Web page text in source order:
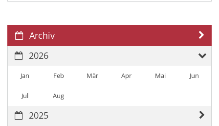
Archiv
2026
Jan Feb Mär Apr Mai Jun
Jul Aug
2025